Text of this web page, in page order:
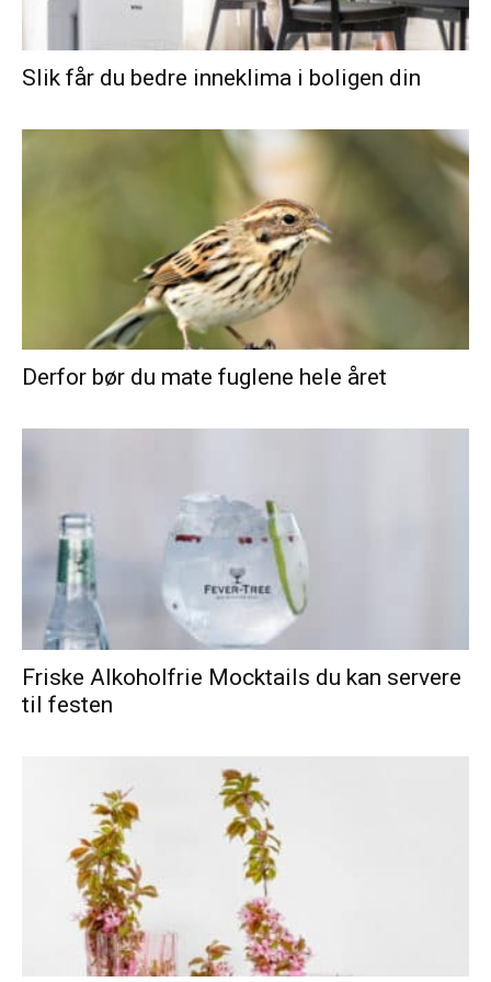
Slik får du bedre inneklima i boligen din
Derfor bør du mate fuglene hele året
Friske Alkoholfrie Mocktails du kan servere
til festen